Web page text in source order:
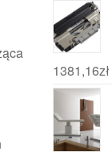
1381,16zł